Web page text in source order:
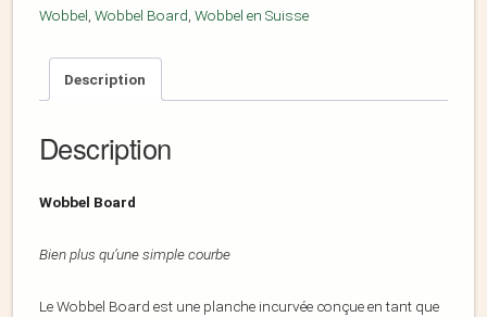
Wobbel, Wobbel Board, Wobbel en Suisse
Description
Description
Wobbel Board
Bien plus qu’une simple courbe
Le Wobbel Board est une planche incurvée conçue en tant que